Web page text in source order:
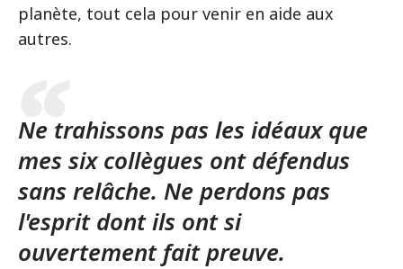
planète, tout cela pour venir en aide aux
autres.
Ne trahissons pas les idéaux que
mes six collègues ont défendus
sans relâche. Ne perdons pas
l'esprit dont ils ont si
ouvertement fait preuve.